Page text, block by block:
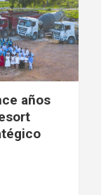
años